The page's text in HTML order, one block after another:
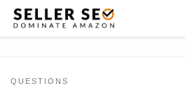
Skip to content
QUESTIONS